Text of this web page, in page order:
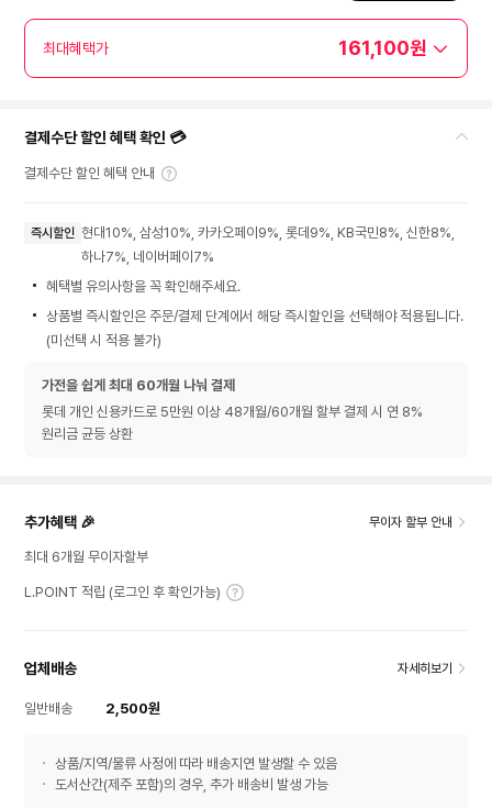
최대혜택가 161,100원
결제수단 할인 혜택 확인 💳
결제수단 할인 혜택 안내
즉시할인 현대10%, 삼성10%, 카카오페이9%, 롯데9%, KB국민8%, 신한8%,
하나7%, 네이버페이7%
혜택별 유의사항을 꼭 확인해주세요.
상품별 즉시할인은 주문/결제 단계에서 해당 즉시할인을 선택해야 적용됩니다.
(미선택 시 적용 불가)
가전을 쉽게 최대 60개월 나눠 결제
롯데 개인 신용카드로 5만원 이상 48개월/60개월 할부 결제 시 연 8%
원리금 균등 상환
추가혜택 🎉 무이자 할부 안내
최대 6개월 무이자할부
L.POINT 적립 (로그인 후 확인가능)
업체배송 자세히보기
일반배송 2,500원
상품/지역/물류 사정에 따라 배송지연 발생할 수 있음
도서산간(제주 포함)의 경우, 추가 배송비 발생 가능